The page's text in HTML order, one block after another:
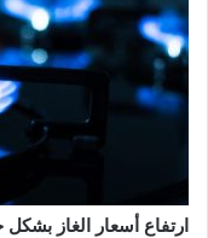
ارتفاع أسعار الغاز